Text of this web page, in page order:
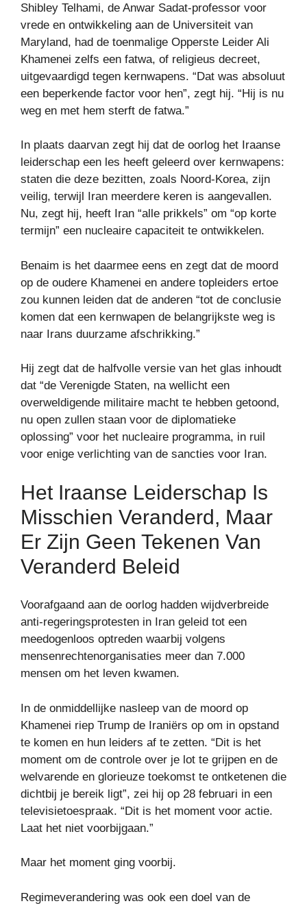
Shibley Telhami, de Anwar Sadat-professor voor
vrede en ontwikkeling aan de Universiteit van
Maryland, had de toenmalige Opperste Leider Ali
Khamenei zelfs een fatwa, of religieus decreet,
uitgevaardigd tegen kernwapens. “Dat was absoluut
een beperkende factor voor hen”, zegt hij. “Hij is nu
weg en met hem sterft de fatwa.”
In plaats daarvan zegt hij dat de oorlog het Iraanse
leiderschap een les heeft geleerd over kernwapens:
staten die deze bezitten, zoals Noord-Korea, zijn
veilig, terwijl Iran meerdere keren is aangevallen.
Nu, zegt hij, heeft Iran “alle prikkels” om “op korte
termijn” een nucleaire capaciteit te ontwikkelen.
Benaim is het daarmee eens en zegt dat de moord
op de oudere Khamenei en andere topleiders ertoe
zou kunnen leiden dat de anderen “tot de conclusie
komen dat een kernwapen de belangrijkste weg is
naar Irans duurzame afschrikking.”
Hij zegt dat de halfvolle versie van het glas inhoudt
dat “de Verenigde Staten, na wellicht een
overweldigende militaire macht te hebben getoond,
nu open zullen staan ​​voor de diplomatieke
oplossing” voor het nucleaire programma, in ruil
voor enige verlichting van de sancties voor Iran.
Het Iraanse Leiderschap Is
Misschien Veranderd, Maar
Er Zijn Geen Tekenen Van
Veranderd Beleid
Voorafgaand aan de oorlog hadden wijdverbreide
anti-regeringsprotesten in Iran geleid tot een
meedogenloos optreden waarbij volgens
mensenrechtenorganisaties meer dan 7.000
mensen om het leven kwamen.
In de onmiddellijke nasleep van de moord op
Khamenei riep Trump de Iraniërs op om in opstand
te komen en hun leiders af te zetten. “Dit is het
moment om de controle over je lot te grijpen en de
welvarende en glorieuze toekomst te ontketenen die
dichtbij je bereik ligt”, zei hij op 28 februari in een
televisietoespraak. “Dit is het moment voor actie.
Laat het niet voorbijgaan.”
Maar het moment ging voorbij.
Regimeverandering was ook een doel van de